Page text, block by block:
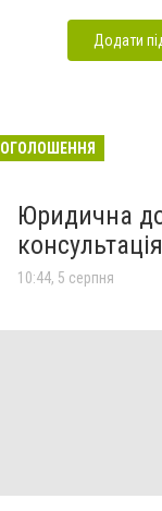
Додати
ОГОЛОШЕННЯ
Юридична
10:44, 5 серпня